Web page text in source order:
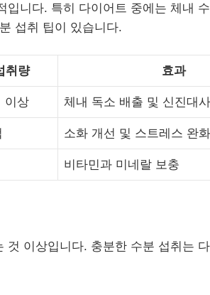
입니다. 특히 다이어트 중에는 체내
섭취 팁이 있습니다.
취량 효과
이상 체내 독소 배출 및 신진대
소화 개선 및 스트레스 완화
비타민과 미네랄 보충
것 이상입니다. 충분한 수분 섭취는